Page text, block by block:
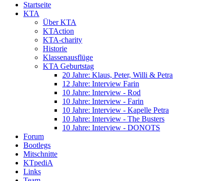
Startseite
KTA
Über KTA
KTAction
KTA-charity
Historie
Klassenausflüge
KTA Geburtstag
20 Jahre: Klaus, Peter, Willi & Petra
12 Jahre: Interview Farin
10 Jahre: Interview - Rod
10 Jahre: Interview - Farin
10 Jahre: Interview - Kapelle Petra
10 Jahre: Interview - The Busters
10 Jahre: Interview - DONOTS
Forum
Bootlegs
Mitschnitte
KTpediA
Links